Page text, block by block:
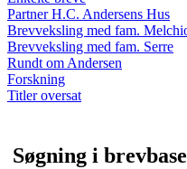
Partner H.C. Andersens Hus
Brevveksling med fam.
Brevveksling med fam. Serre
Rundt om Andersen
Forskning
Titler oversat
Søgning i